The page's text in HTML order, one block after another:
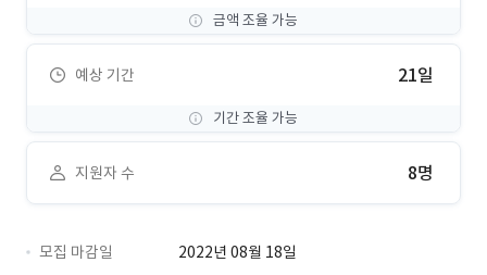
금액 조율 가능
예상 기간 21일
기간 조율 가능
지원자 수 8명
모집 마감일
2022년 08월 18일